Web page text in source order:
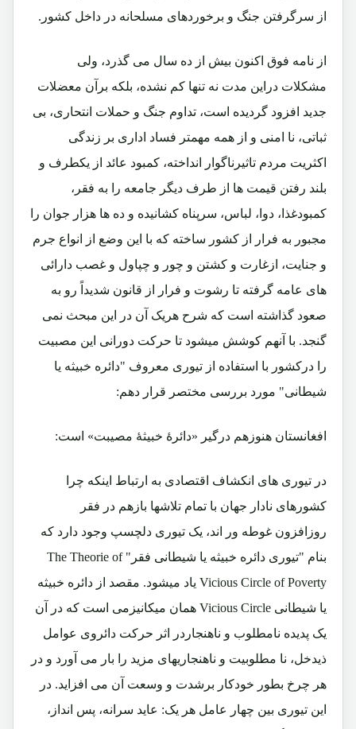
از سرگرفتن جنگ و برخوردهای مسلحانه در داخل کشور.
از نامه فوق اکنون بیش از ده سال می گذرد، ولی
مشکلات دراین مدت نه تنها کم نشده، بلکه برآن معضلات
جدید افزود گردیده است، تداوم جنگ و حملات انتحاری، بی
ثباتی، نا امنی و از همه مهمتر فساد اداری بر زندگی
اکثریت مردم تاثیرناگوار انداخته، کمبود عائد از یکطرف و
بلند رفتن قیمت ها از طرف دیگر جامعه را به فقر،
کمبودغذا، دوا، لباس، سرپناه کشانیده و ده ها هزار جوان را
مجبور به فرار از کشور ساخته که با این وضع از انواع جرم
و جنایت، ازغارت و کشتن و چور و چپاول و غصب دارائی
های عامه گرفته تا رشوت و فرار از قانون شدیداً رو به
صعود گذاشته است که شرح هریک آن در این مبحث نمی
گنجد. با آنهم کوشش میشود تا حرکت دورانی این مصبیت
را درکشور با استفاده از تیوری معروف "دائره خبیثه یا
شیطانی" مورد بررسی مختصر قرار دهم:
افغانستان هنوزهم درگیر «دائرۀ خبیثۀ مصیبت» است:
در تیوری های انکشاف اقتصادی به ارتباط اینکه چرا
کشورهای نادار جهان با تمام تلاشها بازهم در فقر
روزافزون غوطه ور اند، یک تیوری دلچسپ وجود دارد که
بنام "تیوری دائره خبیثه یا شیطانی فقر" The Theorie of
Vicious Circle of Poverty یاد میشود. مقصد از دائره خبیثه
یا شیطانی Vicious Circle همان میکانیزمی است که در آن
یک پدیده نامطلوب و ناهنجاردر اثر حرکت دائروی عوامل
ذیدخل، نا مطلوبیت و ناهنجاریهای مزید را بار می آورد و در
هر چرخ بطور خودکار برشدت و وسعت آن می افزاید. در
این تیوری بین چهار عامل هر یک: عاید سرانه، پس انداز،